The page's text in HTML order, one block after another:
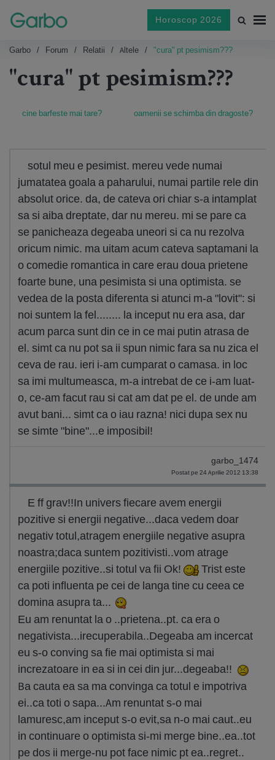
Horoscop 2026
Garbo Forum Relatii Altele "cura" pt pesimism???
"cura" pt pesimism???
cine barfeste mai tare? oamenii se schimba din dragoste?
sotul meu e pesimist. mereu vede numai
jumatatea goala a paharului, numai partile rele din
absolut orice. da, de cateva ori chiar s-a intamplat
sa si aiba dreptate, dar nu mereu. mi se pare ca
se panicheaza degeaba uneori si ca nu rezolva
oricum nimic. ma uitam acum cateva saptamani la
o comedie romantica in care erau doua prietene
foarte bune, una pesimista si una optimista. se
vedea de la posta diferenta si atunci m-a "lovit": si
noi suntem la fel........ la inceput nu era asa, dar
acum parca sunt din ce in ce mai putin atrasa de
el. simt ca nu pot sa ii spun nimic fara sa nu zica el
ceva de rau. ieri i-am cumparat o camasa. in loc
sa imi multumeasca, m-a intrebat de ce i-am luat-
o, ce-am facut rau si cat am dat pe el. de unde am
avut bani... simt ca o iau razna! nici dupa sex nu
se simte "bine"...e imposibil!
garbo_1474
Postat pe 24 Aprilie 2012 13:38
E ff grav!!In univers fiecare avem energii
pozitive si energii negative...daca vedem doar
negativ totul,atragem energiile negative asupra
noastra;daca suntem pozitivisti..vom atrage
energiile pozitive..si totul va fii Ok!
Trist este
ca poti influenta pe cei de langa tine cu ceea ce
domina asupra ta...
Eu am renuntat la o ..prietena..pt. ca era o
negativista...irecuperabila..Degeaba am incercat
eu s-o conving sa fie mai optimista si mai
increzatoare in ea si in cei din jur...degeaba!!
Ba cauta ea sa ma convinga ca totul e impotriva
ei..ca toti o sapa...Am renuntat s-o mai
lamuresc,am inceput s-o evit,sa n-o mai caut..eu
in continuare o optimista si-mi merge bine..ea..tot
pe dos ii merge-nu pot face nimic pt ea..regret..